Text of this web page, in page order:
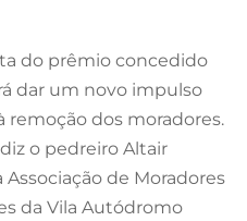
do prêmio concedido
dar um novo impulso
dos moradores.
o pedreiro Altair
de Moradores
da Vila Autódromo